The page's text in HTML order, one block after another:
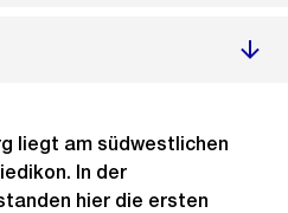
liegt am südwestlichen
In der
hier die ersten